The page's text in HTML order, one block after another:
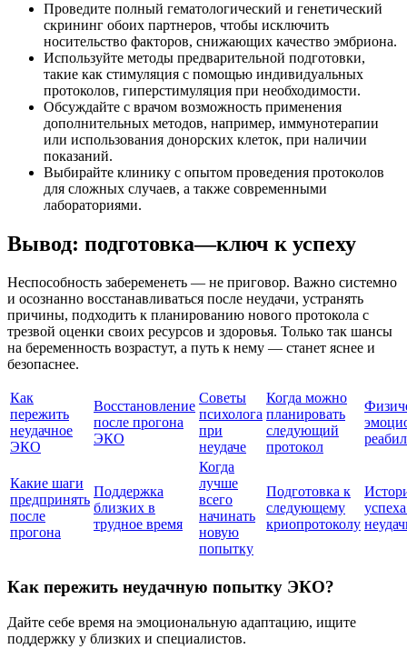
Проведите полный гематологический и генетический
скрининг обоих партнеров, чтобы исключить
носительство факторов, снижающих качество эмбриона.
Используйте методы предварительной подготовки,
такие как стимуляция с помощью индивидуальных
протоколов, гиперстимуляция при необходимости.
Обсуждайте с врачом возможность применения
дополнительных методов, например, иммунотерапии
или использования донорских клеток, при наличии
показаний.
Выбирайте клинику с опытом проведения протоколов
для сложных случаев, а также современными
лабораториями.
Вывод: подготовка—ключ к успеху
Неспособность забеременеть — не приговор. Важно системно
и осознанно восстанавливаться после неудачи, устранять
причины, подходить к планированию нового протокола с
трезвой оценки своих ресурсов и здоровья. Только так шансы
на беременность возрастут, а путь к нему — станет яснее и
безопаснее.
Как
пережить
неудачное
ЭКО
Восстановление
после прогона
ЭКО
Советы
психолога
при
неудаче
Когда можно
планировать
следующий
протокол
Какие шаги
предпринять
после
прогона
Поддержка
близких в
трудное время
Когда
лучше
всего
начинать
новую
попытку
Подготовка к
следующему
криопротоколу
Как пережить неудачную попытку ЭКО?
Дайте себе время на эмоциональную адаптацию, ищите
поддержку у близких и специалистов.